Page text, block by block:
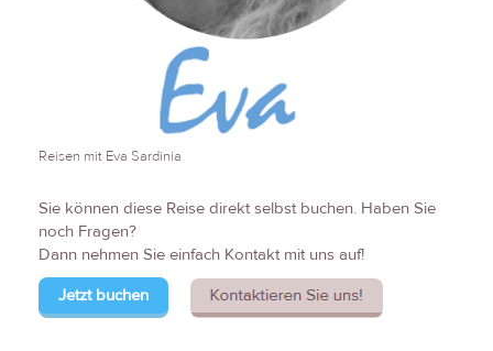
Reisen mit Eva Sardinia
Sie können diese Reise direkt selbst buchen. Haben Sie
noch Fragen?
Dann nehmen Sie einfach Kontakt mit uns auf!
Jetzt buchen